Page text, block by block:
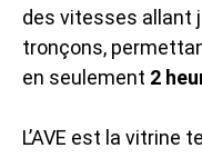
des vitesses allant
tronçons,
en seulement 2
L’AVE est la vitrine